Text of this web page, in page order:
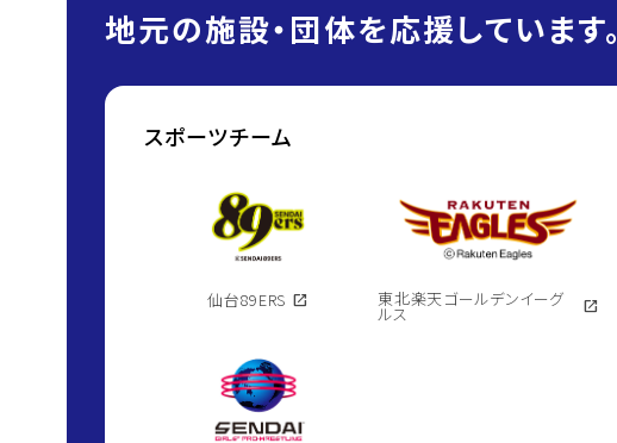
地元の施設・団体を応援しています。
スポーツチーム
仙台89ERS open_in_new 東北楽天ゴールデンイーグ
ルス open_in_new